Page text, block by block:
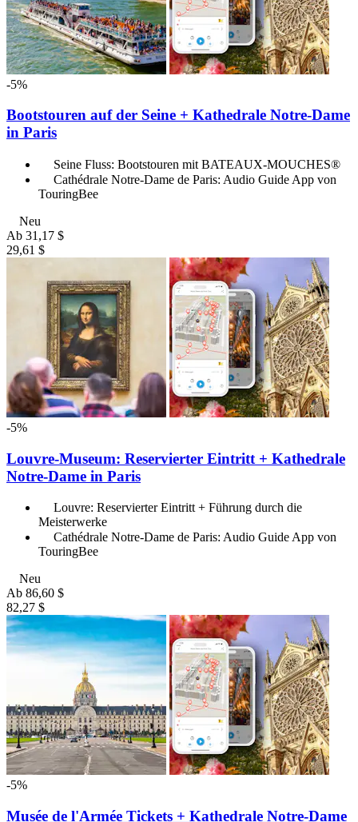
-5%
Bootstouren auf der Seine + Kathedrale Notre-Dame
in Paris
Seine Fluss: Bootstouren mit BATEAUX-MOUCHES®
Cathédrale Notre-Dame de Paris: Audio Guide App von
TouringBee
Neu
Ab 31,17 $
29,61 $
-5%
Louvre-Museum: Reservierter Eintritt + Kathedrale
Notre-Dame in Paris
Louvre: Reservierter Eintritt + Führung durch die
Meisterwerke
Cathédrale Notre-Dame de Paris: Audio Guide App von
TouringBee
Neu
Ab 86,60 $
82,27 $
-5%
Musée de l'Armée Tickets + Kathedrale Notre-Dame